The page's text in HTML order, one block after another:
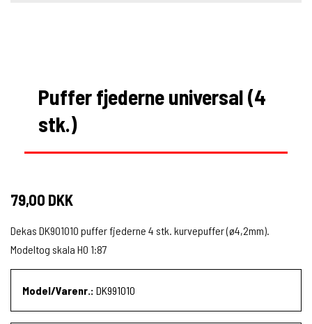
Puffer fjederne universal (4
stk.)
79,00 DKK
Dekas DK901010 puffer fjederne 4 stk. kurvepuffer (ø4,2mm).
Modeltog skala H0 1:87
Model/Varenr.: DK991010